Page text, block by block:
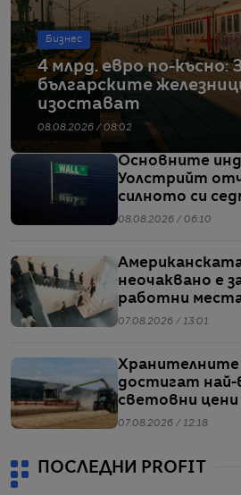
Бизнес
4 млрд. евро по-късно:
българските
изостават
08.08.2026 / 08:02
Основните
Уолстрийт
силното си
представяне
08.08.2026 / 06:10
неочаквано е
работни
07.08.2026 / 13:01
Хранителните
достигат най-
световни цени
години
07.08.2026 / 12:18
ПОСЛЕДНИ PROFIT